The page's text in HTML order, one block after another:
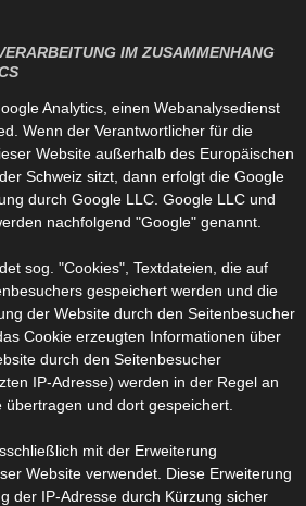
IM ZUSAMMENHANG
Analytics, einen Webanalysedienst
Wenn der Verantwortlicher für die
Website außerhalb des Europäischen
Schweiz sitzt, dann erfolgt die Google
durch Google LLC. Google LLC und
nachfolgend "Google" genannt.
sog. "Cookies", Textdateien, die auf
gespeichert werden und die
der Website durch den Seitenbesucher
Cookie erzeugten Informationen über
durch den Seitenbesucher
IP-Adresse) werden in der Regel an
und dort gespeichert.
mit der Erweiterung
Website verwendet. Diese Erweiterung
der IP-Adresse durch Kürzung sicher